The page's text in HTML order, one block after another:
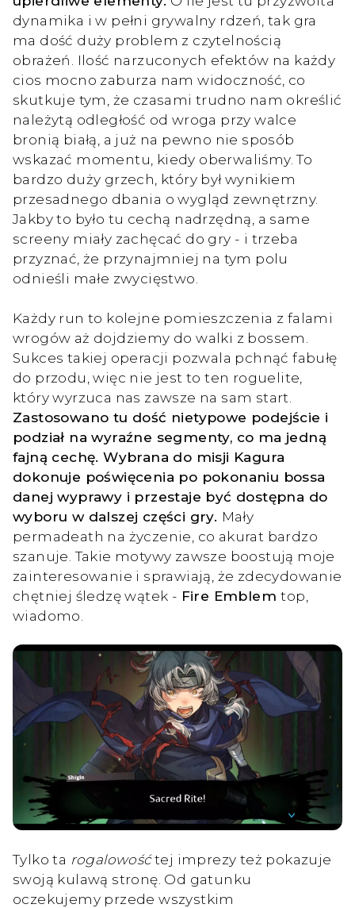
dynamika i w pełni grywalny rdzeń, tak gra
ma dość duży problem z czytelnością
obrażeń. Ilość narzuconych efektów na każdy
cios mocno zaburza nam widoczność, co
skutkuje tym, że czasami trudno nam określić
należytą odległość od wroga przy walce
bronią białą, a już na pewno nie sposób
wskazać momentu, kiedy oberwaliśmy. To
bardzo duży grzech, który był wynikiem
przesadnego dbania o wygląd zewnętrzny.
Jakby to było tu cechą nadrzędną, a same
screeny miały zachęcać do gry - i trzeba
przyznać, że przynajmniej na tym polu
odnieśli małe zwycięstwo.
Każdy run to kolejne pomieszczenia z falami
wrogów aż dojdziemy do walki z bossem.
Sukces takiej operacji pozwala pchnąć fabułę
do przodu, więc nie jest to ten roguelite,
który wyrzuca nas zawsze na sam start.
Zastosowano tu dość nietypowe podejście i
podział na wyraźne segmenty, co ma jedną
fajną cechę. Wybrana do misji Kagura
dokonuje poświęcenia po pokonaniu bossa
danej wyprawy i przestaje być dostępna do
wyboru w dalszej części gry. Mały
permadeath na życzenie, co akurat bardzo
szanuje. Takie motywy zawsze boostują moje
zainteresowanie i sprawiają, że zdecydowanie
chętniej śledzę wątek - Fire Emblemtop,
wiadomo.
Tylko ta rogalowośćtej imprezy też pokazuje
swoją kulawą stronę. Od gatunku
oczekujemy przede wszystkim